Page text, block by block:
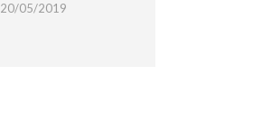
20/05/2019